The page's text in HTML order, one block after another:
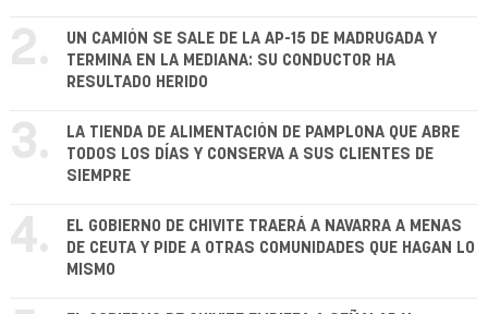
2.
UN CAMIÓN SE SALE DE LA AP-15 DE MADRUGADA Y
TERMINA EN LA MEDIANA: SU CONDUCTOR HA
RESULTADO HERIDO
3.
LA TIENDA DE ALIMENTACIÓN DE PAMPLONA QUE ABRE
TODOS LOS DÍAS Y CONSERVA A SUS CLIENTES DE
SIEMPRE
4.
EL GOBIERNO DE CHIVITE TRAERÁ A NAVARRA A MENAS
DE CEUTA Y PIDE A OTRAS COMUNIDADES QUE HAGAN LO
MISMO